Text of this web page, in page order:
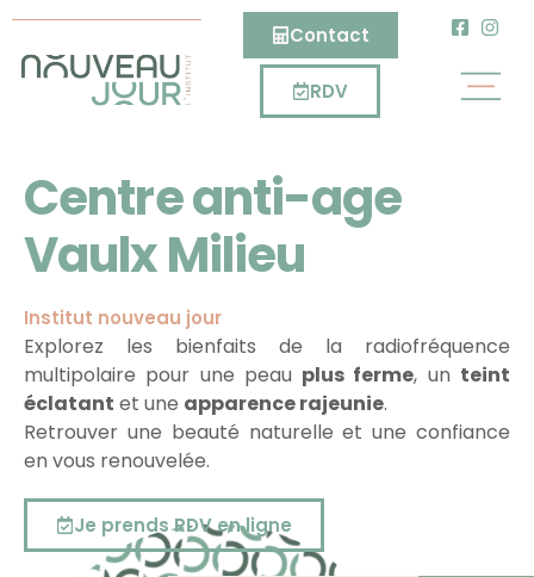
Contact
RDV
Centre anti-age
Vaulx Milieu
Institut nouveau jour
Explorez les bienfaits de la radiofréquence
multipolaire pour une peau plus ferme, un teint
éclatant et une apparence rajeunie.
Retrouver une beauté naturelle et une confiance
en vous renouvelée.
Je prends RDV en ligne